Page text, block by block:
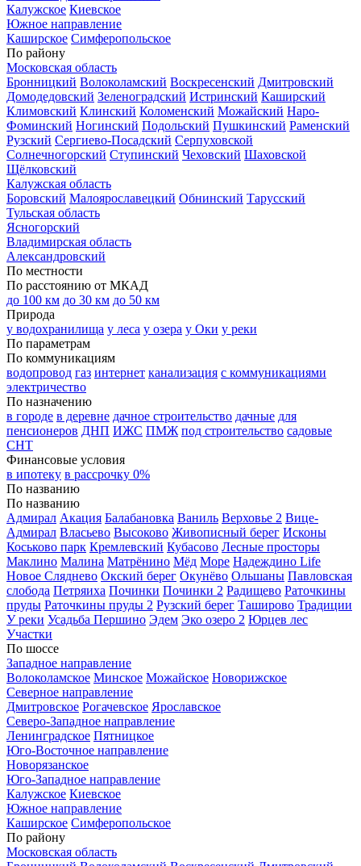
Калужское Киевское
Южное направление
Каширское Симферопольское
По району
Московская область
Бронницкий Волоколамский Воскресенский Дмитровский
Домодедовский Зеленоградский Истринский Каширский
Климовский Клинский Коломенский Можайский Наро-
Фоминский Ногинский Подольский Пушкинский Раменский
Рузский Сергиево-Посадский Серпуховской
Солнечногорский Ступинский Чеховский Шаховской
Щёлковский
Калужская область
Боровский Малоярославецкий Обнинский Тарусский
Тульская область
Ясногорский
Владимирская область
Александровский
По местности
По расстоянию от МКАД
до 100 км до 30 км до 50 км
Природа
у водохранилища у леса у озера у Оки у реки
По параметрам
По коммуникациям
водопровод газ интернет канализация с коммуникациями
электричество
По назначению
в городе в деревне дачное строительство дачные для
пенсионеров ДНП ИЖС ПМЖ под строительство садовые
СНТ
Финансовые условия
в ипотеку в рассрочку 0%
По названию
По названию
Адмирал Акация Балабановка Ваниль Верховье 2 Вице-
Адмирал Власьево Высоково Живописный берег Исконы
Коськово парк Кремлевский Кубасово Лесные просторы
Маклино Малина Матрёнино Мёд Море Надеждино Life
Новое Сляднево Окский берег Окунёво Ольшаны Павловская
слобода Петряиха Починки Починки 2 Радищево Раточкины
пруды Раточкины пруды 2 Рузский берег Таширово Традиции
У реки Усадьба Першино Эдем Эко озеро 2 Юрцев лес
Участки
По шоссе
Западное направление
Волоколамское Минское Можайское Новорижское
Северное направление
Дмитровское Рогачевское Ярославское
Северо-Западное направление
Ленинградское Пятницкое
Юго-Восточное направление
Новорязанское
Юго-Западное направление
Калужское Киевское
Южное направление
Каширское Симферопольское
По району
Московская область